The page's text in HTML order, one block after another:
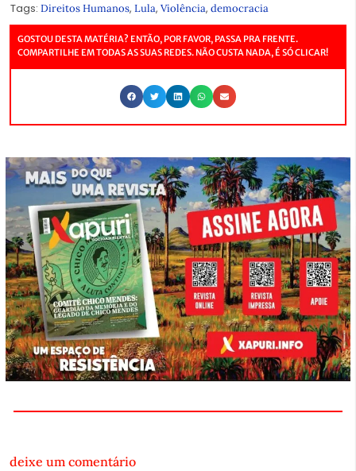
Tags: Direitos Humanos, Lula, Violência, democracia
GOSTOU DESTA MATÉRIA? ENTÃO, POR FAVOR, PASSA PRA FRENTE.
COMPARTILHE EM TODAS AS SUAS REDES. NÃO CUSTA NADA, É SÓ CLICAR!
deixe um comentário